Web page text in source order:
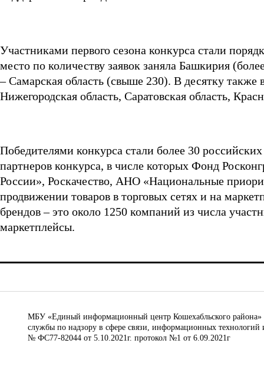
Участниками первого сезона конкурса стали
место по количеству заявок заняла Башкирия
– Самарская область (свыше 230). В десятку также
Нижегородская область, Саратовская область,
Победителями конкурса стали более 30
партнеров конкурса, в числе которых Фонд
России», Роскачество, АНО «Национальные
продвижении товаров в торговых сетях и на
брендов – это около 1250 компаний из числа
маркетплейсы.
МБУ «Единый информационный центр Кошехабльского района»
службы по надзору в сфере связи, информационных
№ ФС77-82044 от 5.10.2021г. протокол №1 от 6.09.2021г